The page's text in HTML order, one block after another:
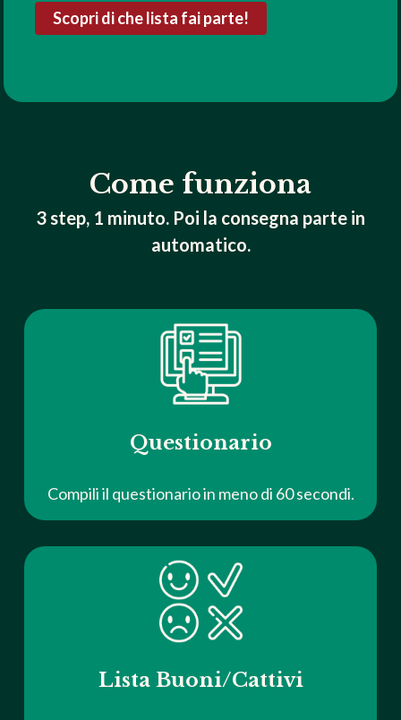
Scopri di che lista fai parte!
Come funziona
3 step, 1 minuto. Poi la consegna parte in
automatico.
Questionario
Compili il questionario in meno di 60 secondi.
Lista Buoni/Cattivi